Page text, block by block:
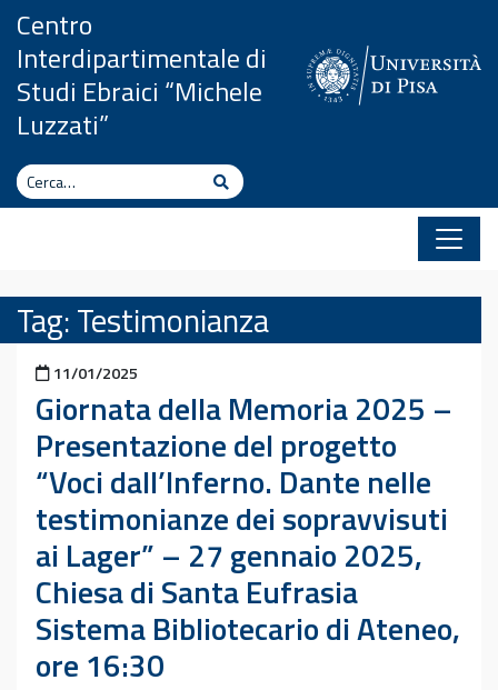
Vai al contenuto
Centro
Interdipartimentale di
Studi Ebraici “Michele
Luzzati”
Cerca Cerca
Tag:Testimonianza
Pubblicato il
11/01/2025
Giornata della Memoria 2025 –
Presentazione del progetto
“Voci dall’Inferno. Dante nelle
testimonianze dei sopravvisuti
ai Lager” – 27 gennaio 2025,
Chiesa di Santa Eufrasia
Sistema Bibliotecario di Ateneo,
ore 16:30